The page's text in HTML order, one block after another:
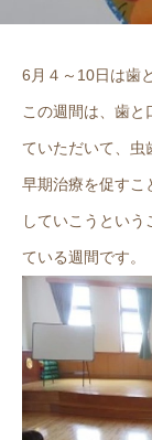
6月４～10日は歯
この週間は、歯と
ていただいて、虫
早期治療を促すこ
していこうとい
ている週間です。